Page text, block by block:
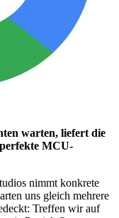
warten, liefert die
MCU-
nimmt konkrete
uns gleich mehrere
Treffen wir auf